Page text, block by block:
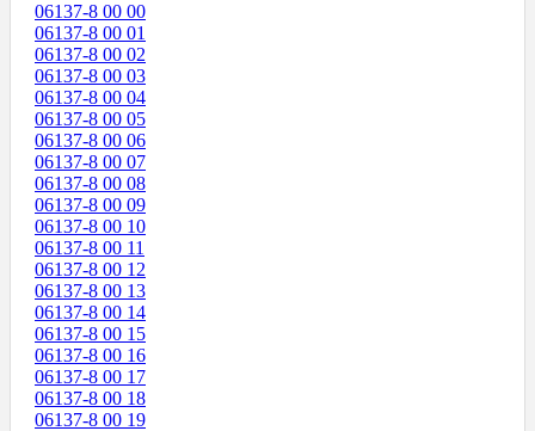
06137-8 00 00
06137-8 00 01
06137-8 00 02
06137-8 00 03
06137-8 00 04
06137-8 00 05
06137-8 00 06
06137-8 00 07
06137-8 00 08
06137-8 00 09
06137-8 00 10
06137-8 00 11
06137-8 00 12
06137-8 00 13
06137-8 00 14
06137-8 00 15
06137-8 00 16
06137-8 00 17
06137-8 00 18
06137-8 00 19